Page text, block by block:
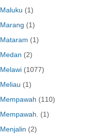
Maluku (1)
Marang (1)
Mataram (1)
Medan (2)
Melawi (1077)
Meliau (1)
Mempawah (110)
Mempawah.
(1)
Menjalin (2)